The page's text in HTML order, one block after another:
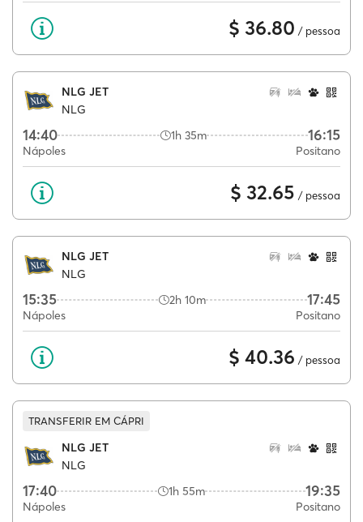
$ 36.80 / pessoa
NLG JET
NLG
14:40 1h 35m 16:15
Nápoles Positano
$ 32.65 / pessoa
NLG JET
NLG
15:35 2h 10m 17:45
Nápoles Positano
$ 40.36 / pessoa
TRANSFERIR EM CÁPRI
NLG JET
NLG
17:40 1h 55m 19:35
Nápoles Positano